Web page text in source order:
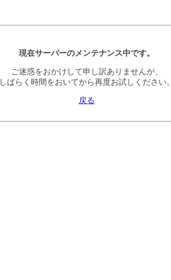
現在サーバーのメンテナンス中です。
ご迷惑をおかけして申し訳ありませんが、
しばらく時間をおいてから再度お試しください。
戻る